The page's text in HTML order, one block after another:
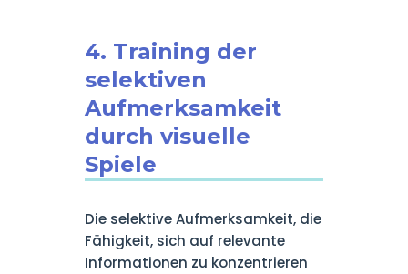
4. Training der
selektiven
Aufmerksamkeit
durch visuelle
Spiele
Die selektive Aufmerksamkeit, die
Fähigkeit, sich auf relevante
Informationen zu konzentrieren